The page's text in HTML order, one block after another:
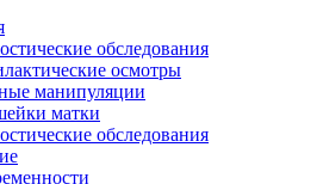
обследования
осмотры
манипуляции
матки
обследования